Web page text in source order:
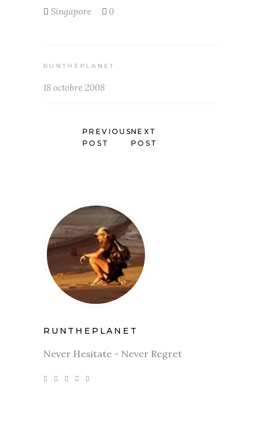
Singapore 0
RUNTHEPLANET
18 octobre 2008
PREVIOUS
POST
NEXT
POST
RUNTHEPLANET
Never Hesitate - Never Regret